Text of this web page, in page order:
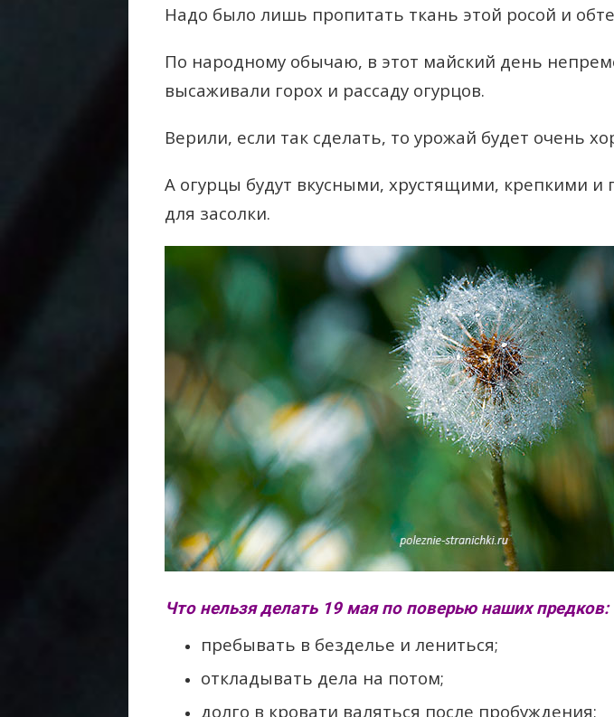
Надо было лишь пропитать ткань этой росой и
По народному обычаю, в этот майский день
высаживали горох и рассаду огурцов.
Верили, если так сделать, то урожай будет очень
А огурцы будут вкусными, хрустящими, крепкими
для засолки.
Что нельзя делать 19 мая по поверью наших предков:
пребывать в безделье и лениться;
откладывать дела на потом;
долго в кровати валяться после пробуждения;